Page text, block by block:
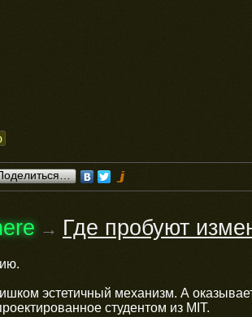
→ Где пробуют
эстетичный механизм. А
студентом из MIT.